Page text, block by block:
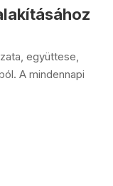
együttese,
A mindennapi